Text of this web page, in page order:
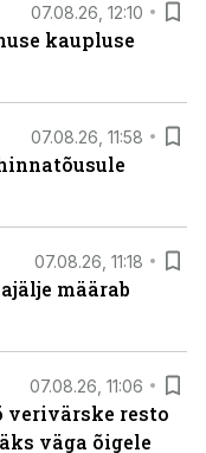
07.08.26, 12:10
kaupluse
07.08.26, 11:58
07.08.26, 11:18
määrab
07.08.26, 11:06
verivärske resto
väga õigele